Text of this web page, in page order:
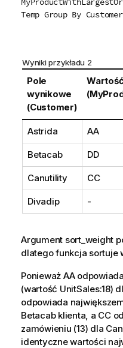
Temp Group By
Wyniki przykładu 2
Pole
wynikowe
(Customer)
Astrida AA
Betacab DD
Canutility CC
Divadip -
Argument sort_weight
dlatego funkcja sortuje
Ponieważ AA
(wartość UnitSales:18)
odpowiada
Betacabklienta, a CC
zamówieniu (13) dla
identyczne wartości